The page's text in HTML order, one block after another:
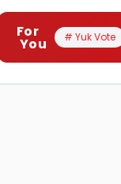
For
You # Yuk Vote